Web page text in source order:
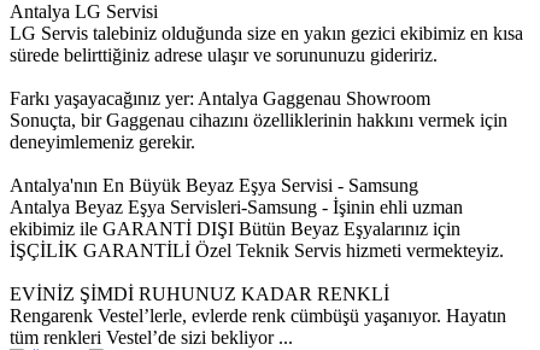
Antalya LG Servisi
LG Servis talebiniz olduğunda size en yakın gezici ekibimiz en kısa
sürede belirttiğiniz adrese ulaşır ve sorununuzu gideririz.
Farkı yaşayacağınız yer: Antalya Gaggenau Showroom
Sonuçta, bir Gaggenau cihazını özelliklerinin hakkını vermek için
deneyimlemeniz gerekir.
Antalya'nın En Büyük Beyaz Eşya Servisi - Samsung
Antalya Beyaz Eşya Servisleri-Samsung - İşinin ehli uzman
ekibimiz ile GARANTİ DIŞI Bütün Beyaz Eşyalarınız için
İŞÇİLİK GARANTİLİ Özel Teknik Servis hizmeti vermekteyiz.
EVİNİZ ŞİMDİ RUHUNUZ KADAR RENKLİ
Rengarenk Vestel’lerle, evlerde renk cümbüşü yaşanıyor. Hayatın
tüm renkleri Vestel’de sizi bekliyor ...